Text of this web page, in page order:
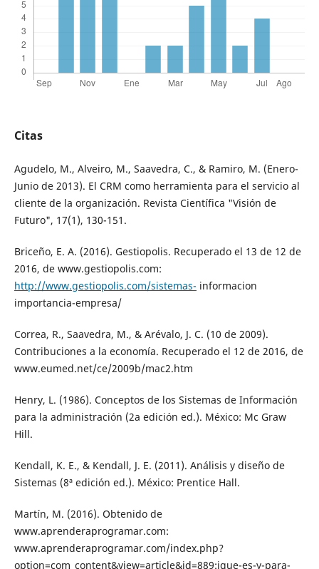
Citas
Agudelo, M., Alveiro, M., Saavedra, C., & Ramiro, M. (Enero-
Junio de 2013). El CRM como herramienta para el servicio al
cliente de la organización. Revista Científica "Visión de
Futuro", 17(1), 130-151.
Briceño, E. A. (2016). Gestiopolis. Recuperado el 13 de 12 de
2016, de www.gestiopolis.com:
http://www.gestiopolis.com/sistemas- informacion
importancia-empresa/
Correa, R., Saavedra, M., & Arévalo, J. C. (10 de 2009).
Contribuciones a la economía. Recuperado el 12 de 2016, de
www.eumed.net/ce/2009b/mac2.htm
Henry, L. (1986). Conceptos de los Sistemas de Información
para la administración (2a edición ed.). México: Mc Graw
Hill.
Kendall, K. E., & Kendall, J. E. (2011). Análisis y diseño de
Sistemas (8ª edición ed.). México: Prentice Hall.
Martín, M. (2016). Obtenido de
www.aprenderaprogramar.com:
www.aprenderaprogramar.com/index.php?
option=com_content&view=article&id=889:ique-es-y-para-